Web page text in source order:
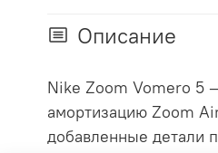
Описание
Nike Zoom Vomero 5
амортизацию Zoom
добавленные детали